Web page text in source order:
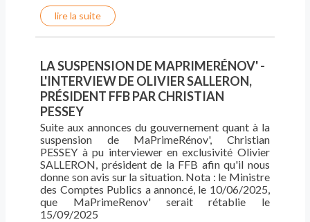
lire la suite
LA SUSPENSION DE MAPRIMERÉNOV' -
L'INTERVIEW DE OLIVIER SALLERON,
PRÉSIDENT FFB PAR CHRISTIAN
PESSEY
Suite aux annonces du gouvernement quant à la
suspension de MaPrimeRénov', Christian
PESSEY à pu interviewer en exclusivité Olivier
SALLERON, président de la FFB afin qu'il nous
donne son avis sur la situation. Nota : le Ministre
des Comptes Publics a annoncé, le 10/06/2025,
que MaPrimeRenov' serait rétablie le
15/09/2025